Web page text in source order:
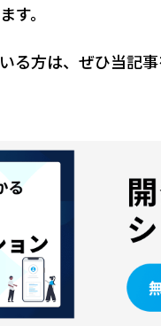
す。
る方は、ぜひ当記事